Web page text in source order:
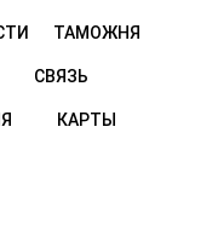
ТАМОЖНЯ
СВЯЗЬ
КАРТЫ